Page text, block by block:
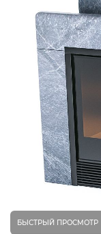
БЫСТРЫЙ ПРОСМОТР